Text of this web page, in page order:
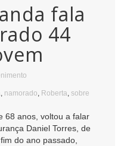
fala
44
namorado Roberta sobre
68 anos, voltou a falar
Daniel Torres, de
do ano passado,